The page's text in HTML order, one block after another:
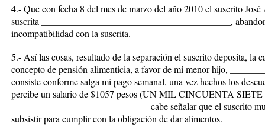
4.- Que con fecha 8 del mes de marzo del año 2010 el suscrito
suscrita ________________________________________,
incompatibilidad con la suscrita.
5.- Así las cosas, resultado de la separación el suscrito deposita, la
concepto de pensión alimenticia, a favor de mi menor hijo,
consiste conforme salga mi pago semanal, una vez hechos los
percibe un salario de $1057 pesos (UN MIL CINCUENTA SIETE
_____________________________ cabe señalar que el suscrito
subsistir para cumplir con la obligación de dar alimentos.